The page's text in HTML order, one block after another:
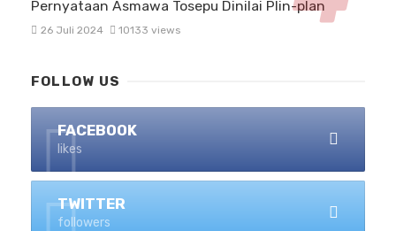
Pernyataan Asmawa Tosepu Dinilai Plin-plan
26 Juli 2024 10133 views
FOLLOW US
FACEBOOK
likes
TWITTER
followers